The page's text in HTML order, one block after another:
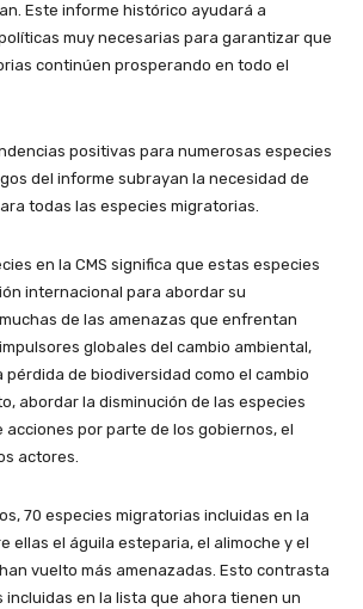
Este informe histórico ayudará a
muy necesarias para garantizar que
continúen prosperando en todo el
positivas para numerosas especies
del informe subrayan la necesidad de
todas las especies migratorias.
en la CMS significa que estas especies
internacional para abordar su
de las amenazas que enfrentan
globales del cambio ambiental,
de biodiversidad como el cambio
abordar la disminución de las especies
por parte de los gobiernos, el
actores.
70 especies migratorias incluidas en la
ellas el águila esteparia, el alimoche y el
vuelto más amenazadas. Esto contrasta
incluidas en la lista que ahora tienen un